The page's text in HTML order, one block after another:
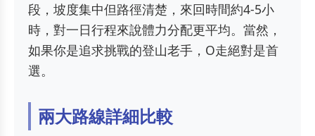
段，坡度集中但路徑清楚，來回時間約4-5小
時，對一日行程來說體力分配更平均。當然，
如果你是追求挑戰的登山老手，O走絕對是首
選。
兩大路線詳細比較